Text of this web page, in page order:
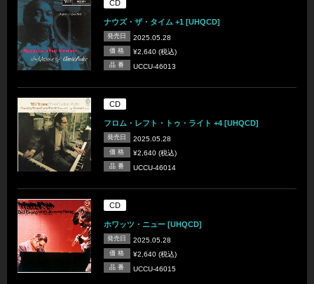
CD
ナウズ・ザ・タイム +1 [UHQCD]
発売日 2025.05.28
価 格 ¥2,640 (税込)
品 番 UCCU-46013
CD
フロム・レフト・トゥ・ライト +4 [UHQCD]
発売日 2025.05.28
価 格 ¥2,640 (税込)
品 番 UCCU-46014
CD
ホワッツ・ニュー [UHQCD]
発売日 2025.05.28
価 格 ¥2,640 (税込)
品 番 UCCU-46015